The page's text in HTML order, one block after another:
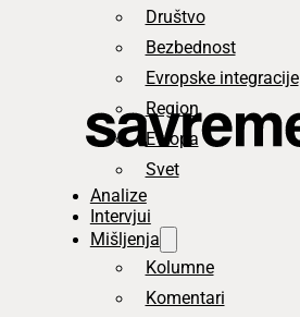
Društvo
Bezbednost
Evropske integracije
Region
Evropa
Svet
Analize
Intervjui
Mišljenja
Kolumne
Komentari